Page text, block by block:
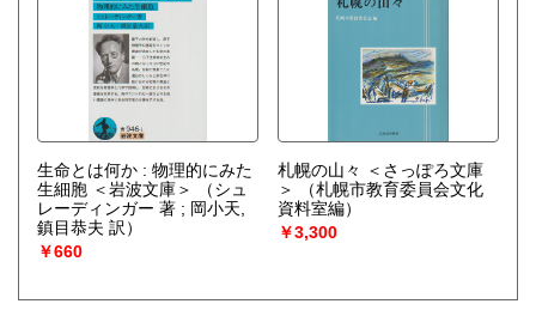
生命とは何か : 物理的にみた
生細胞 ＜岩波文庫＞
（シュ
レーディンガー 著 ; 岡小天,
鎮目恭夫 訳）
￥660
札幌の山々 ＜さっぽろ文庫
＞
（札幌市教育委員会文化
資料室編）
￥3,300